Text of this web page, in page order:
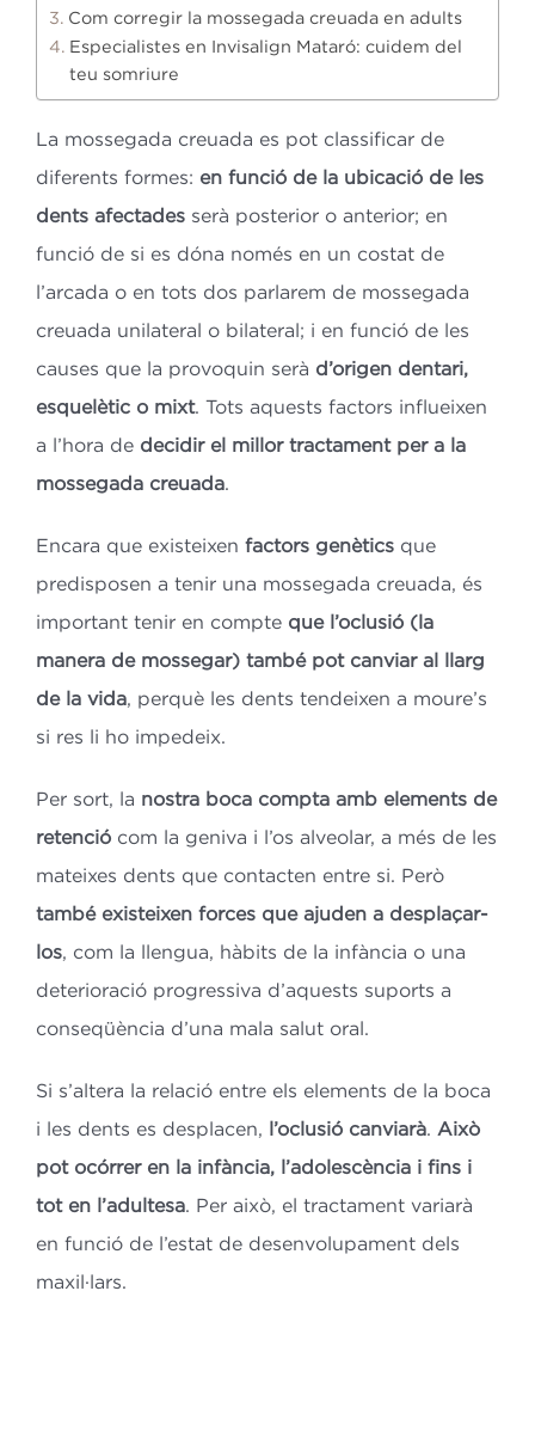
Com corregir la mossegada creuada en adults
Especialistes en Invisalign Mataró: cuidem del
teu somriure
La mossegada creuada es pot classificar de
diferents formes: en funció de la ubicació de les
dents afectadesserà posterior o anterior; en
funció de si es dóna només en un costat de
l’arcada o en tots dos parlarem de mossegada
creuada unilateral o bilateral; i en funció de les
causes que la provoquin serà d’origen dentari,
esquelètic o mixt. Tots aquests factors influeixen
a l’hora de decidir el millor tractament per a la
mossegada creuada.
Encara que existeixen factors genèticsque
predisposen a tenir una mossegada creuada, és
important tenir en compte que l’oclusió (la
manera de mossegar) també pot canviar al llarg
de la vida, perquè les dents tendeixen a moure’s
si res li ho impedeix.
Per sort, la nostra boca compta amb elements de
retenciócom la geniva i l’os alveolar, a més de les
mateixes dents que contacten entre si. Però
també existeixen forces que ajuden a desplaçar-
los, com la llengua, hàbits de la infància o una
deterioració progressiva d’aquests suports a
conseqüència d’una mala salut oral.
Si s’altera la relació entre els elements de la boca
i les dents es desplacen,
l’oclusió canviarà. Això
pot ocórrer en la infància, l’adolescència i fins i
tot en l’adultesa. Per això, el tractament variarà
en funció de l’estat de desenvolupament dels
maxil·lars.